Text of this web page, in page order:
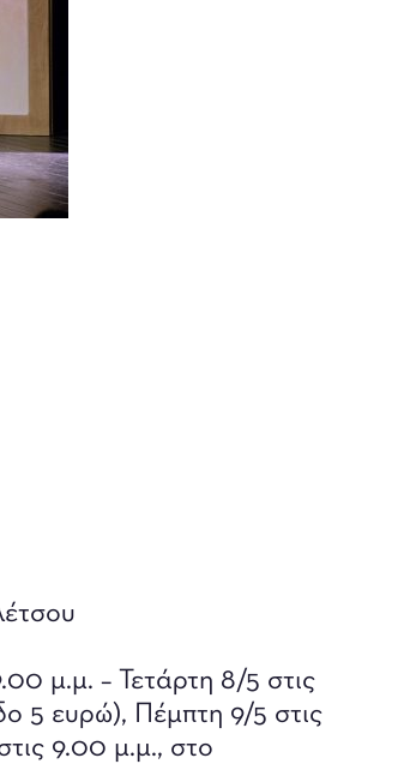
μ.μ. – Τετάρτη 8/5 στις
5 ευρώ), Πέμπτη 9/5 στις
9.00 μ.μ., στο